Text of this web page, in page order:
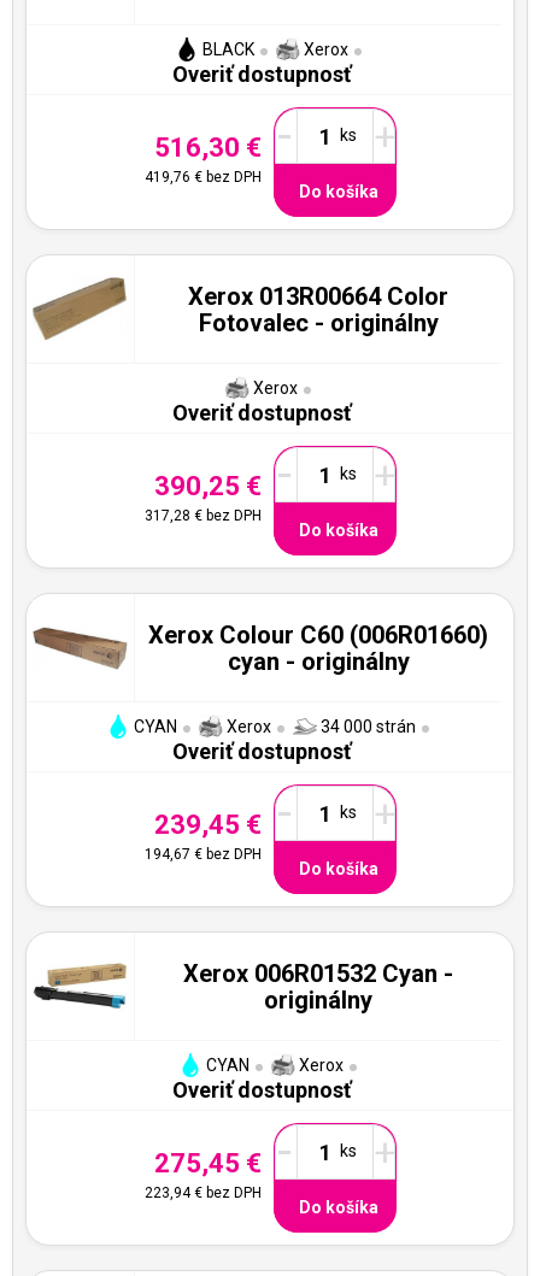
BLACK Xerox
Overiť dostupnosť
516,30 €
419,76 €bez DPH
- +
Do košíka
Xerox 013R00664 Color
Fotovalec - originálny
Xerox
Overiť dostupnosť
390,25 €
317,28 €bez DPH
- +
Do košíka
Xerox Colour C60 (006R01660)
cyan - originálny
CYAN Xerox 34 000 strán
Overiť dostupnosť
239,45 €
194,67 €bez DPH
- +
Do košíka
Xerox 006R01532 Cyan -
originálny
CYAN Xerox
Overiť dostupnosť
275,45 €
223,94 €bez DPH
- +
Do košíka